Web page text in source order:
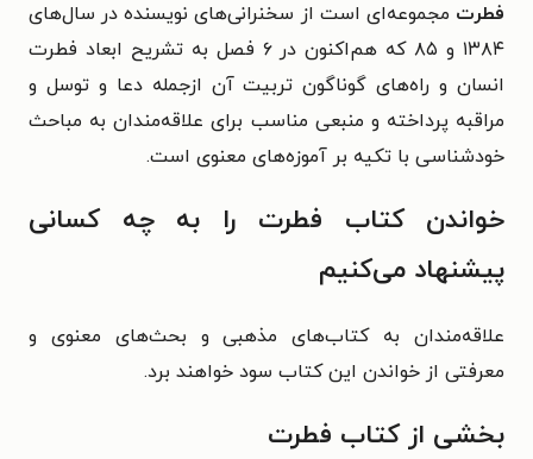
فطرت مجموعه‌ای است از سخنرانی‌های نویسنده در سال‌های
۱۳۸۴ و ۸۵ که هم‌اکنون در ۶ فصل به تشریح ابعاد فطرت
انسان و راه‌های گوناگون تربیت آن ازجمله دعا و توسل و
مراقبه پرداخته و منبعی مناسب برای علاقه‌مندان به مباحث
خودشناسی با تکیه بر آموزه‌های معنوی است.
خواندن کتاب فطرت را به چه کسانی
پیشنهاد می‌کنیم
علاقه‌مندان به کتاب‌های مذهبی و بحث‌های معنوی و
معرفتی از خواندن این کتاب سود خواهند برد.
بخشی از کتاب فطرت